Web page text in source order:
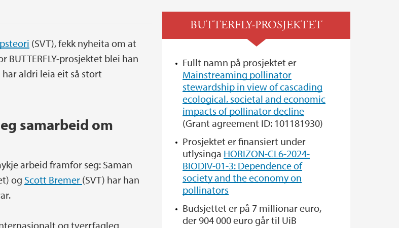
(SVT), fekk nyheita om at
prosjektet blei han
aldri leia eit så stort
samarbeid om
arbeid framfor seg: Saman
og Scott Bremer (SVT) har han
og tverrfagleg
BUTTERFLY-PROSJEKTET
Fullt namn på prosjektet er
Mainstreaming pollinator
stewardship in view of cascading
ecological, societal and economic
impacts of pollinator decline
(Grant agreement ID: 101181930)
Prosjektet er finansiert under
utlysinga HORIZON-CL6-2024-
BIODIV-01-3: Dependence of
society and the economy on
pollinators
Budsjettet er på 7 millionar euro,
der 904 000 euro går til UiB